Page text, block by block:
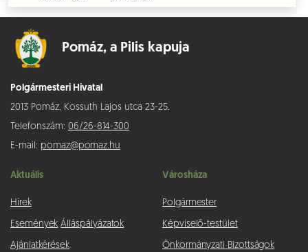
Pomáz, a Pilis kapuja
Polgármesteri Hivatal
2013 Pomáz, Kossuth Lajos utca 23-25.
Telefonszám: 06/26-814-300
E-mail: pomaz@pomaz.hu
Aktuális
Hírek
Események Álláspályázatok
Ajánlatkérések
Városháza
Polgármester
Képviselő-testület
Önkormányzati Bizottságok